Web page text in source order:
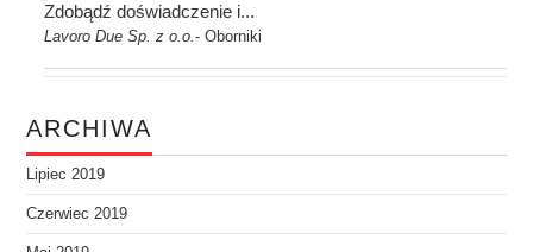
Zdobądź doświadczenie i...
Lavoro Due Sp. z o.o.-Oborniki
ARCHIWA
Lipiec 2019
Czerwiec 2019